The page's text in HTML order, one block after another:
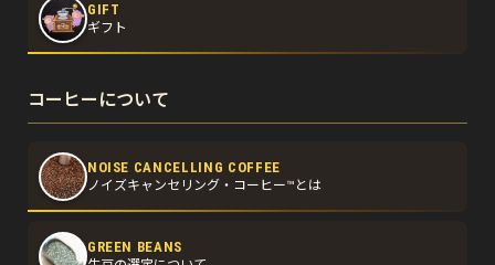
GIFT
ギフト
コーヒーについて
NOISE CANCELLING COFFEE
ノイズキャンセリング・コーヒー™とは
GREEN BEANS